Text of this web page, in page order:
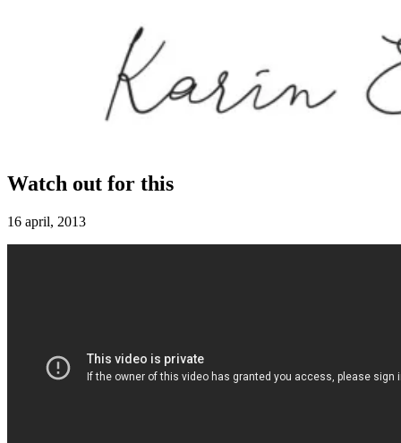
Karin af Malmoe
Watch out for this
16 april, 2013